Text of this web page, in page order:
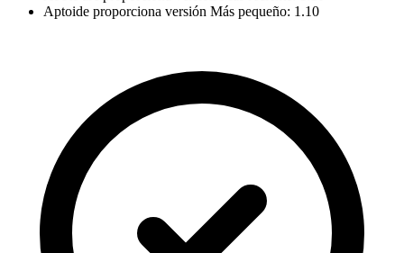
Aptoide proporciona versión Más pequeño: 1.10